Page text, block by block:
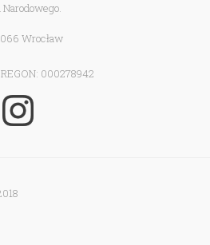
Wrocław
000278942